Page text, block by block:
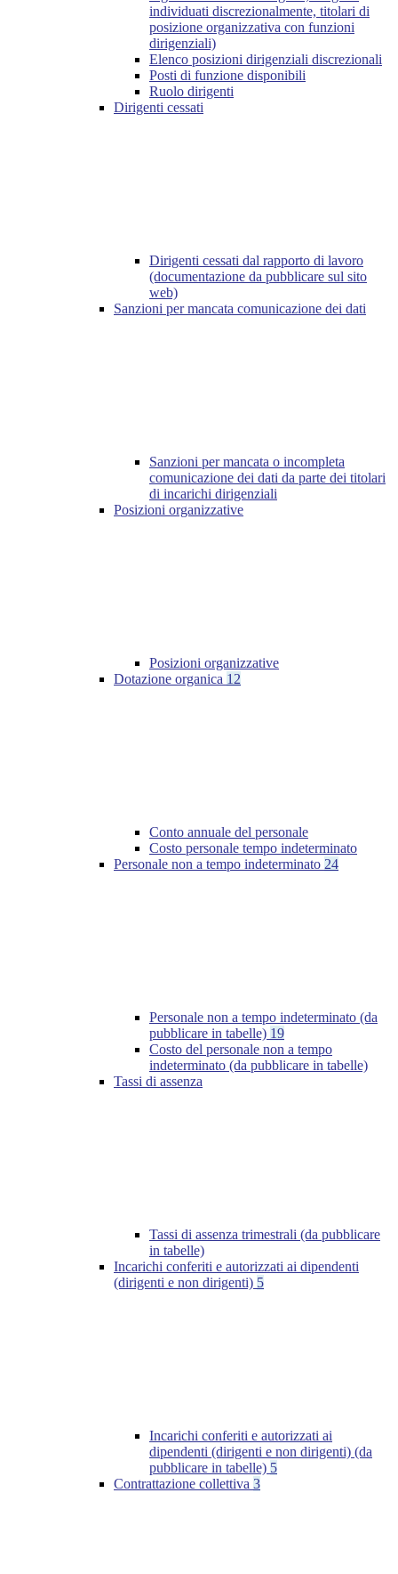
individuati discrezionalmente, titolari di
posizione organizzativa con funzioni
dirigenziali)
Elenco posizioni dirigenziali discrezionali
Posti di funzione disponibili
Ruolo dirigenti
Dirigenti cessati
Dirigenti cessati dal rapporto di lavoro
(documentazione da pubblicare sul sito
web)
Sanzioni per mancata comunicazione dei dati
Sanzioni per mancata o incompleta
comunicazione dei dati da parte dei titolari
di incarichi dirigenziali
Posizioni organizzative
Posizioni organizzative
Dotazione organica 12
Conto annuale del personale
Costo personale tempo indeterminato
Personale non a tempo indeterminato 24
Personale non a tempo indeterminato (da
pubblicare in tabelle) 19
Costo del personale non a tempo
indeterminato (da pubblicare in tabelle)
Tassi di assenza
Tassi di assenza trimestrali (da pubblicare
in tabelle)
Incarichi conferiti e autorizzati ai dipendenti
(dirigenti e non dirigenti) 5
Incarichi conferiti e autorizzati ai
dipendenti (dirigenti e non dirigenti) (da
pubblicare in tabelle) 5
Contrattazione collettiva 3